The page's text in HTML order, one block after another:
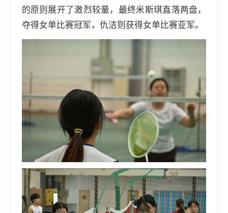
的原则展开了激烈较量，最终米斯琪直落两盘，
夺得女单比赛冠军，仇洁则获得女单比赛亚军。